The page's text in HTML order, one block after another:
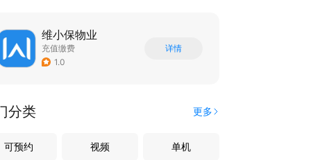
维小保物业
充值缴费
1.0
详情
分类 更多
可预约 视频 单机